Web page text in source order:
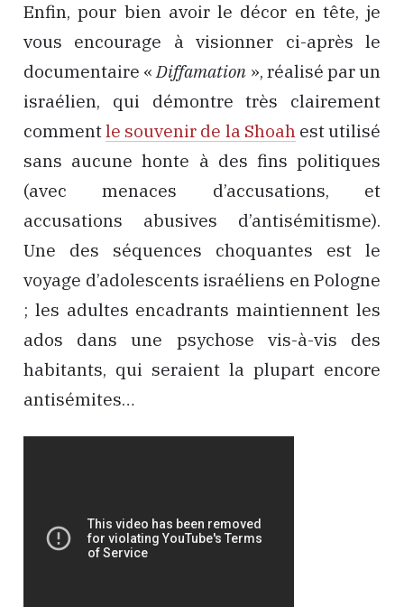
Enfin, pour bien avoir le décor en tête, je
vous encourage à visionner ci-après le
documentaire «Diffamation », réalisé par un
israélien, qui démontre très clairement
commentle souvenir de la Shoahest utilisé
sans aucune honte à des fins politiques
(avec menaces d’accusations, et
accusations abusives d’antisémitisme).
Une des séquences choquantes est le
voyage d’adolescents israéliens en Pologne
; les adultes encadrants maintiennent les
ados dans une psychose vis-à-vis des
habitants, qui seraient la plupart encore
antisémites…